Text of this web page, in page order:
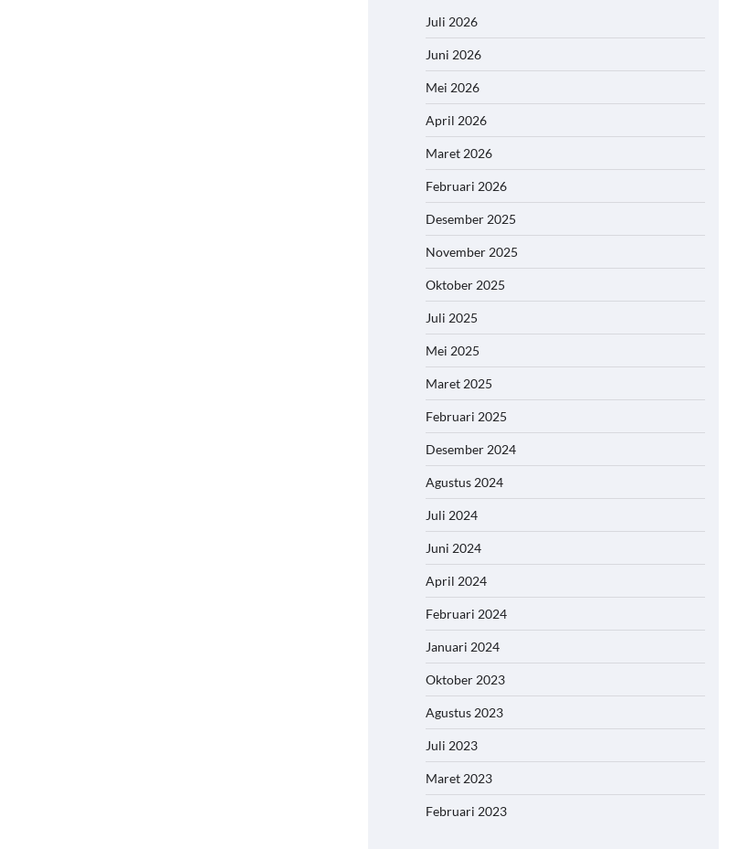
Juli 2026
Juni 2026
Mei 2026
April 2026
Maret 2026
Februari 2026
Desember 2025
November 2025
Oktober 2025
Juli 2025
Mei 2025
Maret 2025
Februari 2025
Desember 2024
Agustus 2024
Juli 2024
Juni 2024
April 2024
Februari 2024
Januari 2024
Oktober 2023
Agustus 2023
Juli 2023
Maret 2023
Februari 2023